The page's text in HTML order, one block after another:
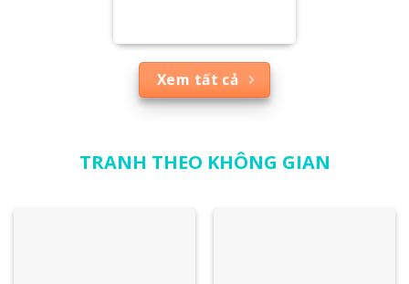
Xem tất cả
TRANH THEO KHÔNG GIAN